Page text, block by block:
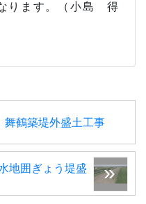
ります。（小島 得
鶴築堤外盛土工事
地囲ぎょう堤盛